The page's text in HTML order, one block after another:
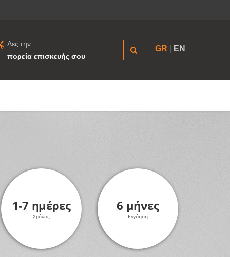
Δες την
πορεία επισκευής σου
GR EN
1-7 ημέρες
Χρόνος
6 μήνες
Εγγύηση